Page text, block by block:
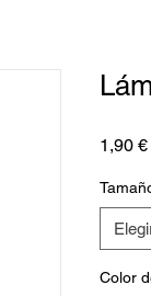
1,90 €
Color